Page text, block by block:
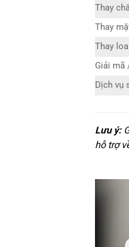
Thay
Thay
Thay
Giải mã
Dịch vụ
Lưu ý:
hỗ trợ